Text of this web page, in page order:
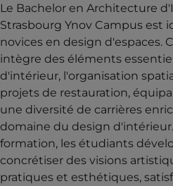
Le Bachelor en Architecture
Strasbourg Ynov Campus est
novices en design d'espaces.
intègre des éléments
d'intérieur, l'organisation
projets de restauration,
une diversité de carrières
domaine du design
formation, les étudiants
concrétiser des visions
pratiques et esthétiques,